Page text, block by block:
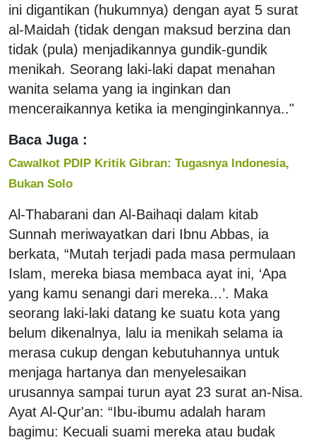
ini digantikan (hukumnya) dengan ayat 5 surat
al-Maidah (tidak dengan maksud berzina dan
tidak (pula) menjadikannya gundik-gundik
menikah. Seorang laki-laki dapat menahan
wanita selama yang ia inginkan dan
menceraikannya ketika ia menginginkannya.."
Baca Juga :
Cawalkot PDIP Kritik Gibran: Tugasnya Indonesia,
Bukan Solo
Al-Thabarani dan Al-Baihaqi dalam kitab
Sunnah meriwayatkan dari Ibnu Abbas, ia
berkata, “Mutah terjadi pada masa permulaan
Islam, mereka biasa membaca ayat ini, ‘Apa
yang kamu senangi dari mereka...’. Maka
seorang laki-laki datang ke suatu kota yang
belum dikenalnya, lalu ia menikah selama ia
merasa cukup dengan kebutuhannya untuk
menjaga hartanya dan menyelesaikan
urusannya sampai turun ayat 23 surat an-Nisa.
Ayat Al-Qur'an: “Ibu-ibumu adalah haram
bagimu: Kecuali suami mereka atau budak